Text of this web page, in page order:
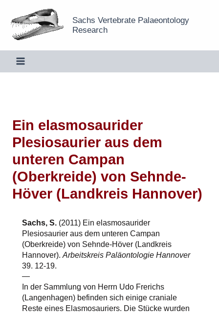
Inhalt
springen
Sachs Vertebrate Palaeontology
Research
Ein elasmosaurider
Plesiosaurier aus dem
unteren Campan
(Oberkreide) von Sehnde-
Höver (Landkreis Hannover)
Sachs, S. (2011) Ein elasmosaurider
Plesiosaurier aus dem unteren Campan
(Oberkreide) von Sehnde-Höver (Landkreis
Hannover).Arbeitskreis Paläontologie Hannover
39. 12-19.
—
In der Sammlung von Herrn Udo Frerichs
(Langenhagen) befinden sich einige craniale
Reste eines Elasmosauriers. Die Stücke wurden